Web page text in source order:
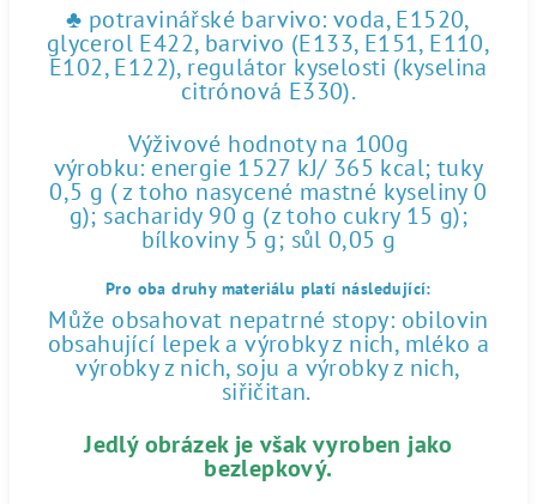
♣ potravinářské barvivo: voda, E1520,
glycerol E422, barvivo (E133, E151, E110,
E102, E122), regulátor kyselosti (kyselina
citrónová E330).
Výživové hodnoty na 100g
výrobku: energie 1527 kJ/ 365 kcal; tuky
0,5 g ( z toho nasycené mastné kyseliny 0
g); sacharidy 90 g (z toho cukry 15 g);
bílkoviny 5 g; sůl 0,05 g
Pro oba druhy materiálu platí následující:
Může obsahovat nepatrné stopy: obilovin
obsahující lepek a výrobky z nich, mléko a
výrobky z nich, soju a výrobky z nich,
siřičitan.
Jedlý obrázek je však vyroben jako
bezlepkový.